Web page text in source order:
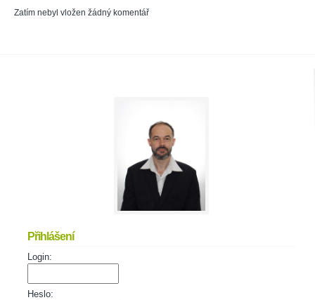
Zatím nebyl vložen žádný komentář
Přihlášení
Login:
Heslo: